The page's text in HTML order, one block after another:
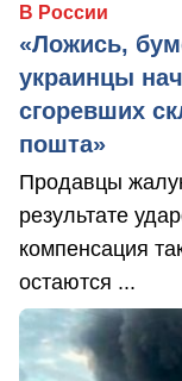
В России
«Ложись,
украинцы
сгоревших
пошта»
Продавцы
результате
компенсация
остаются ...